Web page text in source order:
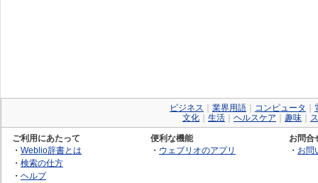
ビジネス 業界用語 コンピュータ
文化
生活 ヘルスケア 趣味
ご利用にあたって
・ Weblio辞書とは
・ 検索の仕方
・ ヘルプ
便利な機能
・ ウェブリオのアプリ
お問合
・ お問